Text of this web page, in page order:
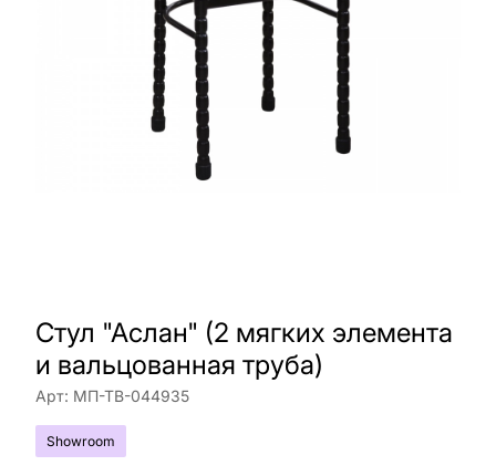
Стул "Аслан" (2 мягких элемента
и вальцованная труба)
Арт: МП-ТВ-044935
Showroom